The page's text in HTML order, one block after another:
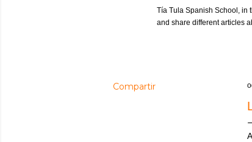
Tía Tula Spanish School, in
and share different articles
Compartir